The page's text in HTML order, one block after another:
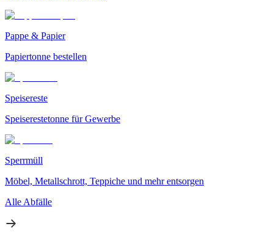
Pappe & Papier
Papiertonne bestellen
Speisereste
Speiserestetonne für Gewerbe
Sperrmüll
Möbel, Metallschrott, Teppiche und mehr entsorgen
Alle Abfälle